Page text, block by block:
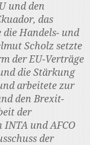
und den
das
Handels- und
Scholz setzte
der EU-Verträge
die Stärkung
arbeitete zur
den Brexit-
der
und AFCO
der